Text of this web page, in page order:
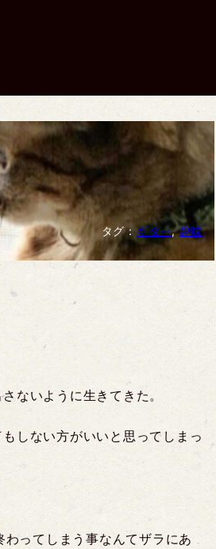
タグ： ギター, 趣味
ないように生きてきた。
しない方がいいと思ってしまっ
ってしまう事なんてザラにあ